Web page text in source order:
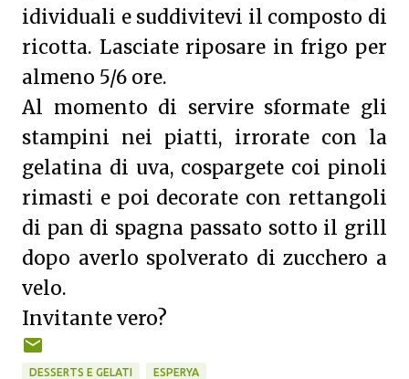
idividuali e suddivitevi il composto di
ricotta. Lasciate riposare in frigo per
almeno 5/6 ore.
Al momento di servire sformate gli
stampini nei piatti, irrorate con la
gelatina di uva, cospargete coi pinoli
rimasti e poi decorate con rettangoli
di pan di spagna passato sotto il grill
dopo averlo spolverato di zucchero a
velo.
Invitante vero?
DESSERTS E GELATI ESPERYA